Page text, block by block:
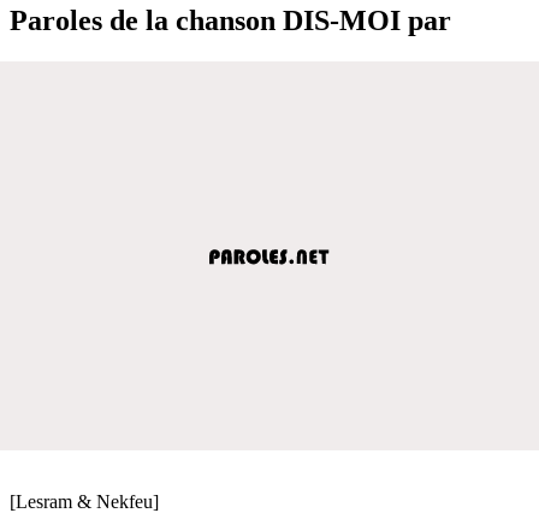
Paroles de la chanson DIS-MOI par
[Lesram & Nekfeu]